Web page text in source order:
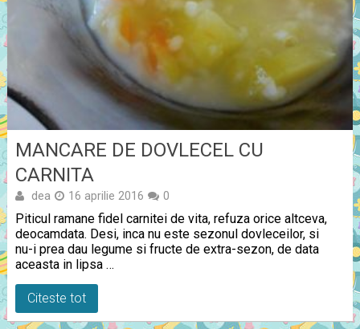
MANCARE DE DOVLECEL CU
CARNITA
dea 16 aprilie 2016 0
Piticul ramane fidel carnitei de vita, refuza orice altceva,
deocamdata. Desi, inca nu este sezonul dovleceilor, si
nu-i prea dau legume si fructe de extra-sezon, de data
aceasta in lipsa …
Citeste tot